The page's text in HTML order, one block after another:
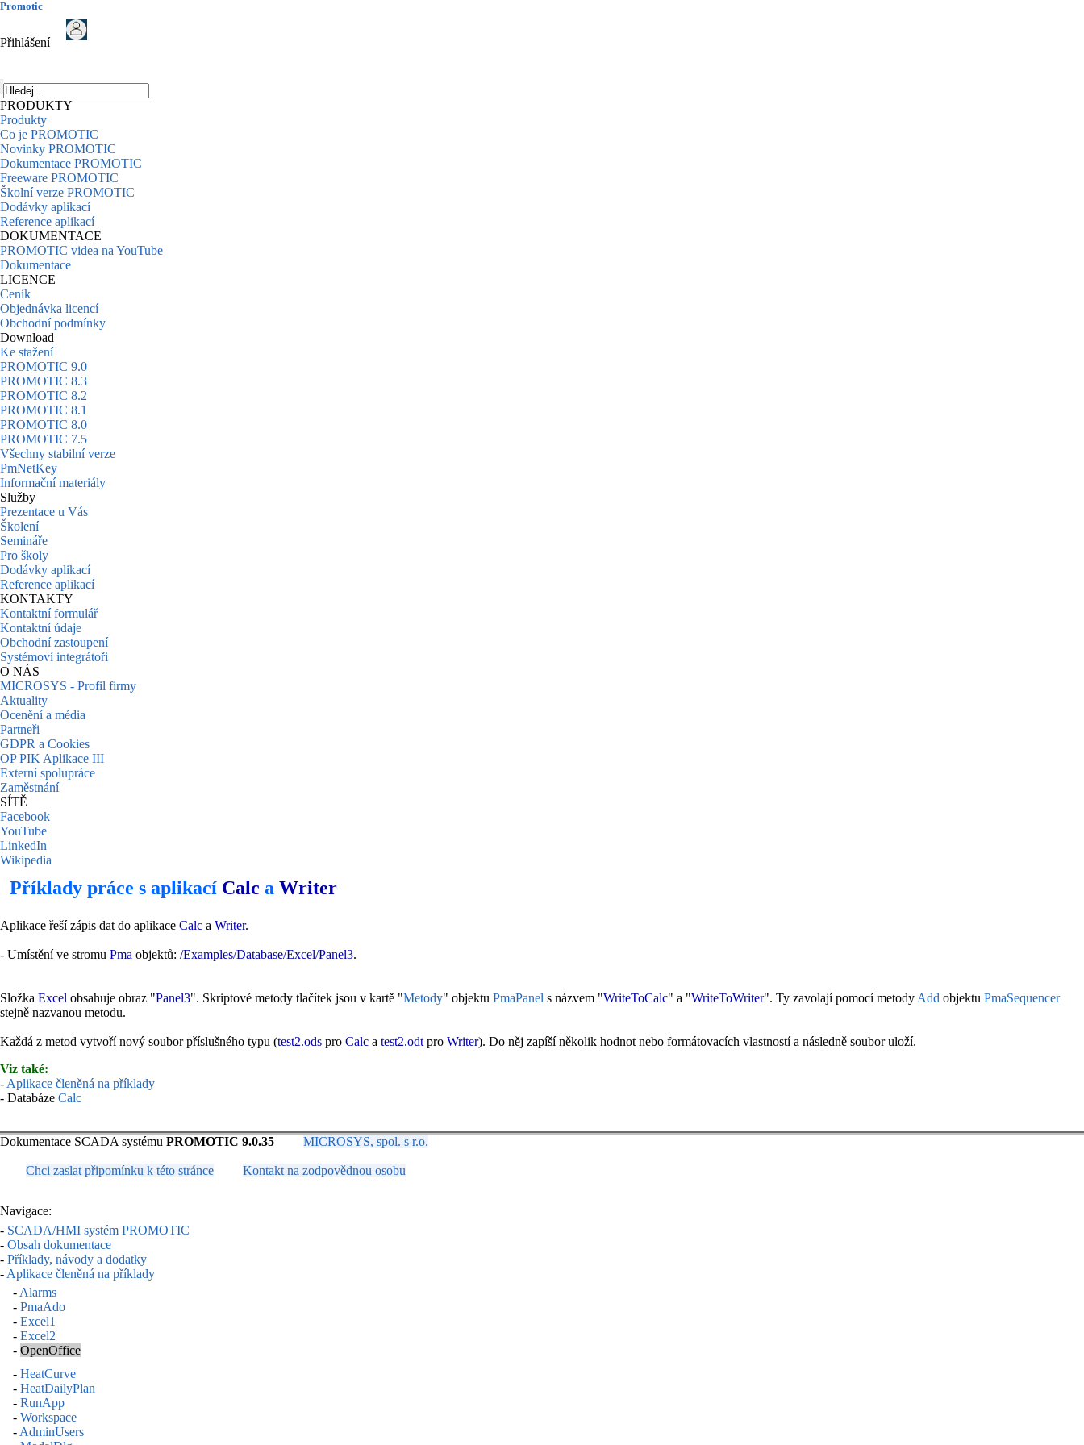
Promotic
Přihlášení
PRODUKTY
Produkty
Co je PROMOTIC
Novinky PROMOTIC
Dokumentace PROMOTIC
Freeware PROMOTIC
Školní verze PROMOTIC
Dodávky aplikací
Reference aplikací
DOKUMENTACE
PROMOTIC videa na YouTube
Dokumentace
LICENCE
Ceník
Objednávka licencí
Obchodní podmínky
Download
Ke stažení
PROMOTIC 9.0
PROMOTIC 8.3
PROMOTIC 8.2
PROMOTIC 8.1
PROMOTIC 8.0
PROMOTIC 7.5
Všechny stabilní verze
PmNetKey
Informační materiály
Služby
Prezentace u Vás
Školení
Semináře
Pro školy
Dodávky aplikací
Reference aplikací
KONTAKTY
Kontaktní formulář
Kontaktní údaje
Obchodní zastoupení
Systémoví integrátoři
O NÁS
MICROSYS - Profil firmy
Aktuality
Ocenění a média
Partneři
GDPR a Cookies
OP PIK Aplikace III
Externí spolupráce
Zaměstnání
SÍTĚ
Facebook
YouTube
LinkedIn
Wikipedia
Příklady práce s aplikací Calc a Writer
Aplikace řeší zápis dat do aplikace Calc a Writer.
- Umístění ve stromu Pma objektů: /Examples/Database/Excel/Panel3.
Složka Excel obsahuje obraz "Panel3". Skriptové metody tlačítek jsou v kartě "Metody" objektu PmaPanel s názvem "WriteToCalc" a "WriteToWriter". Ty zavolají pomocí metody Add objektu PmaSequencer
stejně nazvanou metodu.
Každá z metod vytvoří nový soubor příslušného typu (test2.ods pro Calc a test2.odt pro Writer). Do něj zapíší několik hodnot nebo formátovacích vlastností a následně soubor uloží.
Viz také:
- Aplikace členěná na příklady
- Databáze Calc
Dokumentace SCADA systému PROMOTIC 9.0.35 MICROSYS, spol. s r.o.
Chci zaslat připomínku k této stránce Kontakt na zodpovědnou osobu
Navigace:
- SCADA/HMI systém PROMOTIC
- Obsah dokumentace
- Příklady, návody a dodatky
- Aplikace členěná na příklady
- Alarms
- PmaAdo
- Excel1
- Excel2
- OpenOffice
- HeatCurve
- HeatDailyPlan
- RunApp
- Workspace
- AdminUsers